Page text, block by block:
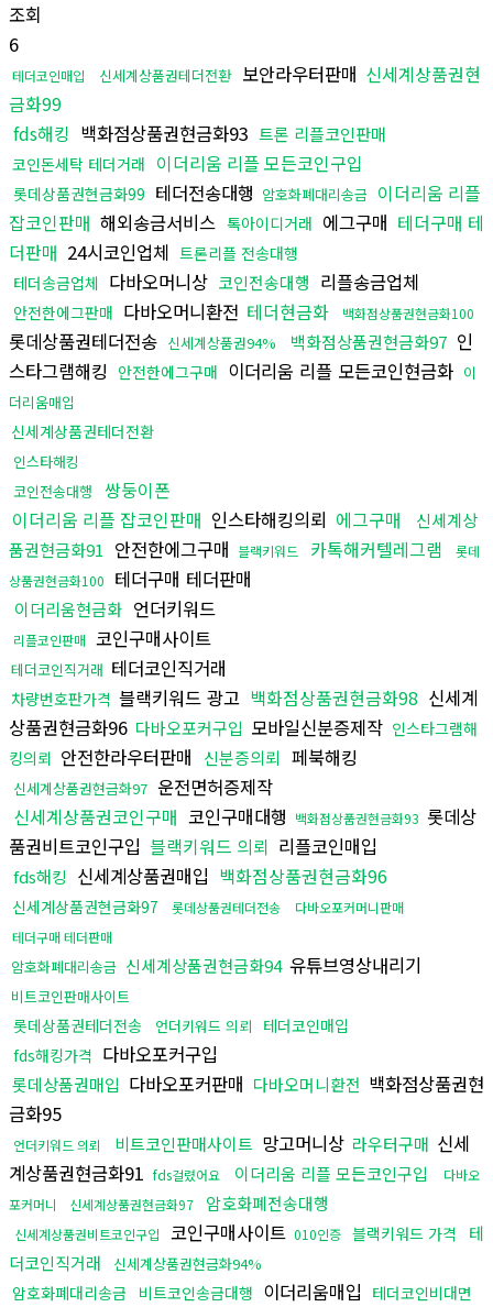
조회
6
테더코인매입 신세계상품권테더전환 보안라우터판매 신세계상품권현
금화99
fds해킹 백화점상품권현금화93 트론 리플코인판매
코인돈세탁 테더거래 이더리움 리플 모든코인구입
롯데상품권현금화99 테더전송대행 암호화폐대리송금 이더리움 리플
잡코인판매 해외송금서비스 톡아이디거래 에그구매 테더구매 테
더판매 24시코인업체 트론리플 전송대행
테더송금업체 다바오머니상 코인전송대행 리플송금업체
안전한에그판매 다바오머니환전 테더현금화 백화점상품권현금화100
롯데상품권테더전송 신세계상품권94% 백화점상품권현금화97 인
스타그램해킹 안전한에그구매 이더리움 리플 모든코인현금화 이
더리움매입
신세계상품권테더전환
인스타해킹
코인전송대행
쌍둥이폰
이더리움 리플 잡코인판매 인스타해킹의뢰 에그구매
신세계상
품권현금화91 안전한에그구매 블랙키워드 카톡해커텔레그램
롯데
상품권현금화100
테더구매 테더판매
이더리움현금화 언더키워드
리플코인판매 코인구매사이트
테더코인직거래 테더코인직거래
차량번호판가격 블랙키워드 광고 백화점상품권현금화98 신세계
상품권현금화96 다바오포커구입 모바일신분증제작 인스타그램해
킹의뢰 안전한라우터판매 신분증의뢰 페북해킹
신세계상품권현금화97 운전면허증제작
신세계상품권코인구매 코인구매대행 백화점상품권현금화93 롯데상
품권비트코인구입 블랙키워드 의뢰 리플코인매입
fds해킹 신세계상품권매입 백화점상품권현금화96
신세계상품권현금화97 롯데상품권테더전송
다바오포커머니판매
테더구매 테더판매
암호화폐대리송금 신세계상품권현금화94 유튜브영상내리기
비트코인판매사이트
롯데상품권테더전송 언더키워드 의뢰
테더코인매입
fds해킹가격 다바오포커구입
롯데상품권매입 다바오포커판매 다바오머니환전 백화점상품권현
금화95
언더키워드 의뢰 비트코인판매사이트 망고머니상 라우터구매 신세
계상품권현금화91 fds걸렸어요 이더리움 리플 모든코인구입
다바오
포커머니
신세계상품권현금화97 암호화폐전송대행
신세계상품권비트코인구입 코인구매사이트 010인증 블랙키워드 가격
테
더코인직거래
신세계상품권현금화94%
암호화폐대리송금 비트코인송금대행 이더리움매입 테더코인비대면